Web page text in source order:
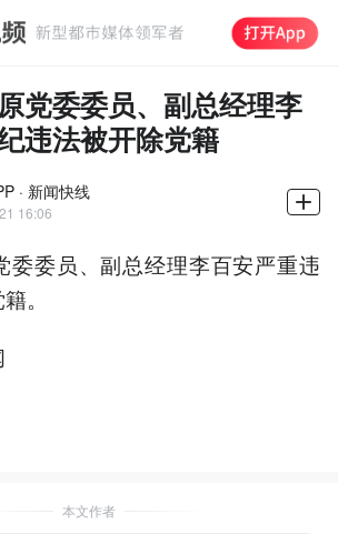
党委委员、副总经理李
违法被开除党籍
· 新闻快线
16:06
委委员、副总经理李百安严重违
。
本文作者